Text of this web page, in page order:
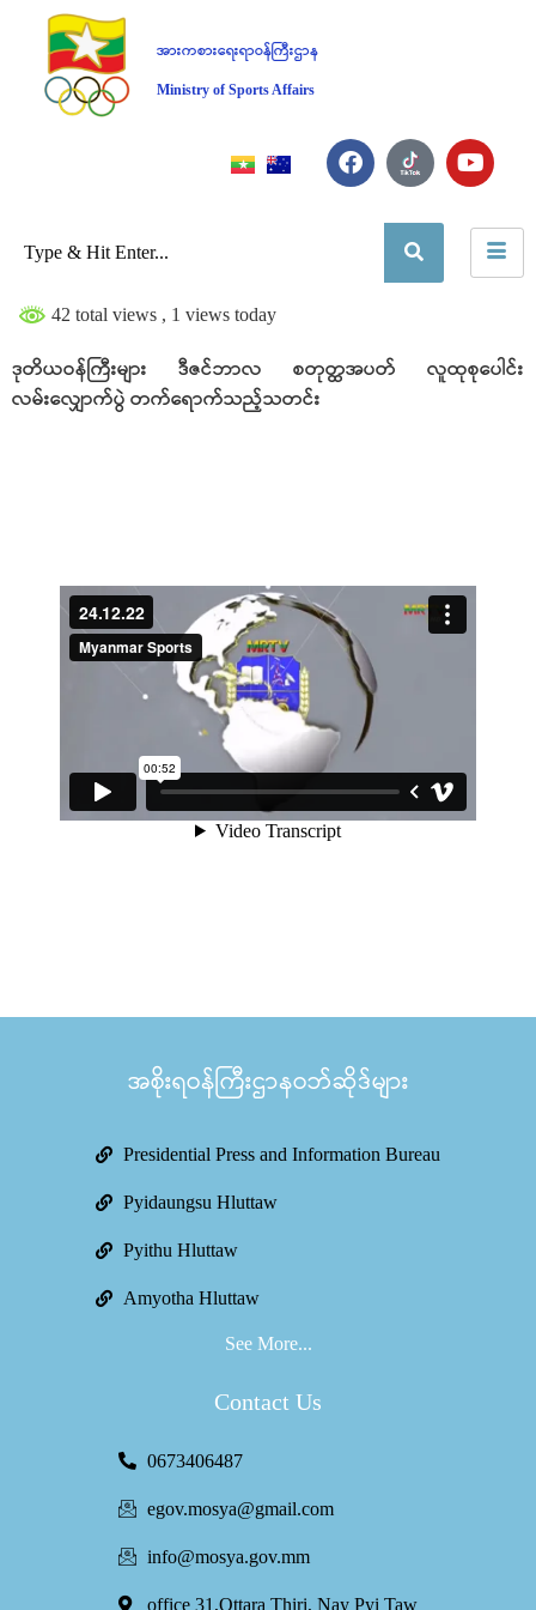
အားကစားရေးရာဝန်ကြီးဌာန
Ministry of Sports Affairs
42 total views , 1 views today
ဒုတိယဝန်ကြီးများ ဒီဇင်ဘာလ စတုတ္ထအပတ် လူထုစုပေါင်း
လမ်းလျှောက်ပွဲ တက်ရောက်သည့်သတင်း
အစိုးရဝန်ကြီးဌာနဝဘ်ဆိုဒ်များ
Presidential Press and Information Bureau
Pyidaungsu Hluttaw
Pyithu Hluttaw
Amyotha Hluttaw
See More...
Contact Us
0673406487
egov.mosya@gmail.com
info@mosya.gov.mm
office 31,Ottara Thiri, Nay Pyi Taw